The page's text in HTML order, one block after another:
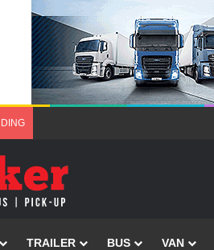
TRAILER BUS VAN